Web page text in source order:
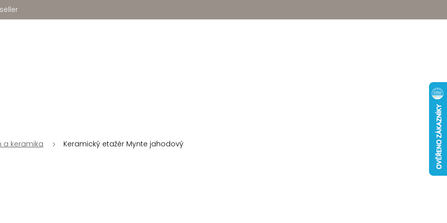
a keramika Keramický etažér Mynte jahodový